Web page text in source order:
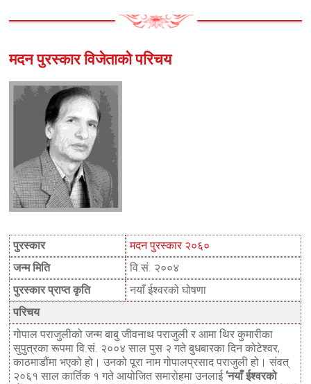
मदन पुरस्कार विजेताको परिचय
पुरस्कार
मदन पुरस्कार २०६०
जन्म मिति
वि.सं. २००४
पुरस्कार प्राप्त कृति
नयाँ ईश्वरको घोषणा
परिचय
गोपाल पराजुलीको जन्म बाबु जीवनाथ पराजुली र आमा थिर कुमारीका
सुपुत्रका रूपमा वि.सं. २००४ साल पुस २ गते बुधबारका दिन कोटेश्वर,
काठमाडौंमा भएको हो। उनको पूरा नाम गोपालप्रसाद पराजुली हो। संवत्
२०६१ साल कार्तिक १ गते आयोजित समारोहमा उनलाई‘नयाँ ईश्वरको